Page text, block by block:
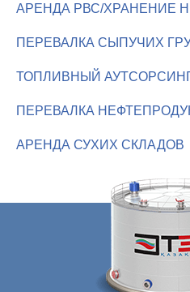
АРЕНДА РВС/ХРАНЕНИЕ
ПЕРЕВАЛКА СЫПУЧИХ
ТОПЛИВНЫЙ
ПЕРЕВАЛКА
АРЕНДА СУХИХ СКЛАДОВ